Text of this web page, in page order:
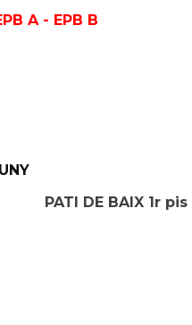
A - EPB B
PATI DE BAIX 1r pis